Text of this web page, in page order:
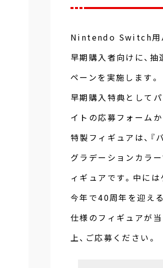
Nintendo Switch用パ
早期購入者向けに、
ペーンを実施します。
早期購入特典として
イトの応募フォーム
特製フィギュアは、
グラデーションカラ
ィギュアです。中に
今年で40周年を迎え
仕様のフィギュアが
上、ご応募ください。